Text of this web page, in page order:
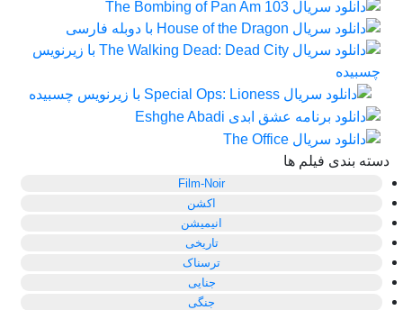
دسته بندی فیلم ها
Film-Noir
اکشن
انیمیشن
تاریخی
ترسناک
جنایی
جنگی